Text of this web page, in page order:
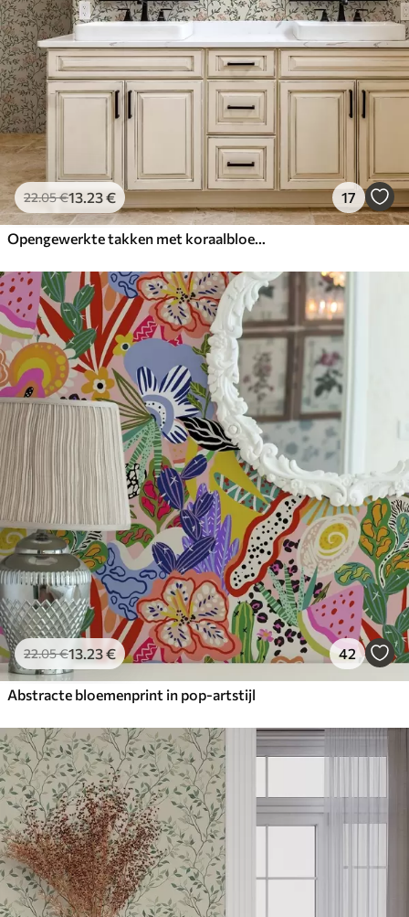
22.05€13.23€ 17
Opengewerkte takken met koraalbloemen, bloemenpatroon
22.05€13.23€ 42
Abstracte bloemenprint in pop-artstijl